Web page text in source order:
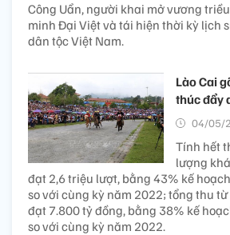
Công Uẩn, người khai mở vương
minh Đại Việt và tái hiện thời kỳ lịch
dân tộc Việt Nam.
Lào Cai
thúc đẩy
04/05/
Tính hết
lượng
đạt 2,6 triệu lượt, bằng 43% kế
so với cùng kỳ năm 2022; tổng thu
đạt 7.800 tỷ đồng, bằng 38% kế
so với cùng kỳ năm 2022.